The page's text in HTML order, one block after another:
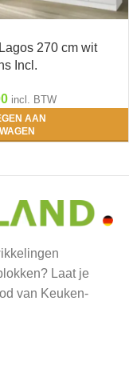
270 cm wit
Incl.
incl. BTW
AAN
Laat je
van Keuken-